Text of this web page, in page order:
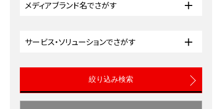
メディアブランド名でさがす
サービス・ソリューションでさがす